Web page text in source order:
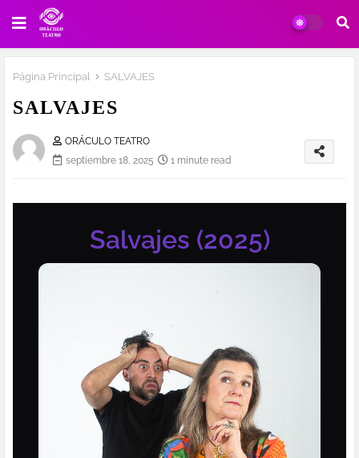
Página Principal SALVAJES
SALVAJES
ORÁCULO TEATRO
septiembre 18, 2025
1 minute read
Salvajes (2025)